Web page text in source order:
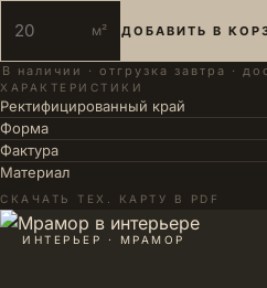
м² ДОБАВИТЬ В
В наличии · отгрузка завтра ·
ХАРАКТЕРИСТИКИ
Ректифицированный край
Форма
Фактура
Материал
СКАЧАТЬ ТЕХ. КАРТУ В PDF
ИНТЕРЬЕР · МРАМОР